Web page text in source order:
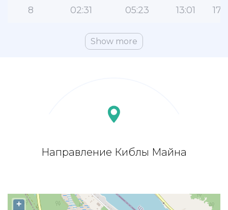
8 02:31 05:23 13:01
Show more
Направление Киблы Майна
+